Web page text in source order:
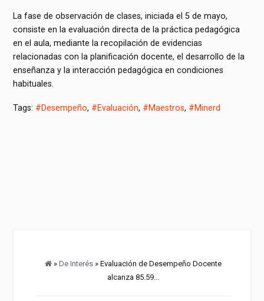
La fase de observación de clases, iniciada el 5 de mayo,
consiste en la evaluación directa de la práctica pedagógica
en el aula, mediante la recopilación de evidencias
relacionadas con la planificación docente, el desarrollo de la
enseñanza y la interacción pedagógica en condiciones
habituales.
Tags: #Desempeño, #Evaluación, #Maestros, #Minerd
» De Interés» Evaluación de Desempeño Docente
alcanza 85.59...